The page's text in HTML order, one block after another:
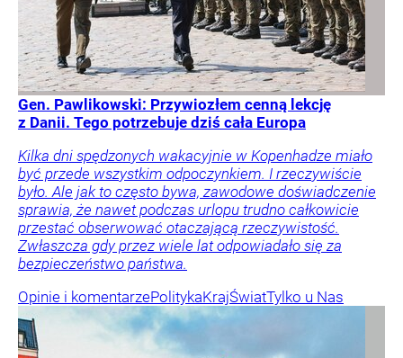
Gen. Pawlikowski: Przywiozłem cenną lekcję
z Danii. Tego potrzebuje dziś cała Europa
Kilka dni spędzonych wakacyjnie w Kopenhadze miało
być przede wszystkim odpoczynkiem. I rzeczywiście
było. Ale jak to często bywa, zawodowe doświadczenie
sprawia, że nawet podczas urlopu trudno całkowicie
przestać obserwować otaczającą rzeczywistość.
Zwłaszcza gdy przez wiele lat odpowiadało się za
bezpieczeństwo państwa.
Opinie i komentarzePolitykaKrajŚwiatTylko u Nas